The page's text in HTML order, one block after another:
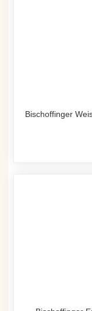
Bischoffinger